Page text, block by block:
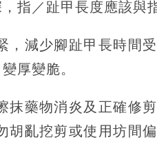
指／趾甲長度應該與
減少腳趾甲長時間
厚變脆。
藥物消炎及正確修
亂挖剪或使用坊間